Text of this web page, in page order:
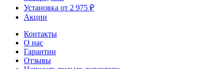
Установка от 2 975 ₽
Акции
Контакты
О нас
Гарантии
Отзывы